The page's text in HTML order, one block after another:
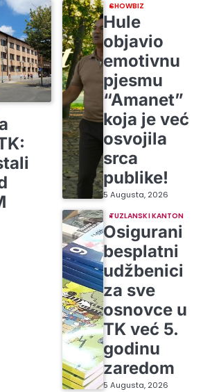
SHOWBIZ
Hule
objavio
emotivnu
pjesmu
“Amanet”
koja je već
osvojila
srca
publike!
5 Augusta, 2026
TUZLANSKI KANTON
Osigurani
besplatni
udžbenici
za sve
osnovce u
TK već 5.
godinu
zaredom
5 Augusta, 2026